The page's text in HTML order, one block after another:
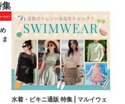
集
水着・ビキニ通販 特集 | マルイウェ